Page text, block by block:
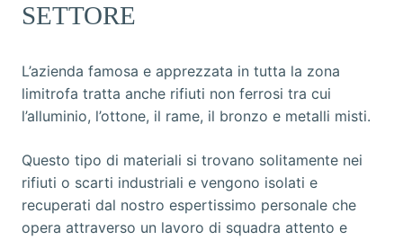
SETTORE
L’azienda famosa e apprezzata in tutta la zona
limitrofa tratta anche rifiuti non ferrosi tra cui
l’alluminio, l’ottone, il rame, il bronzo e metalli misti.
Questo tipo di materiali si trovano solitamente nei
rifiuti o scarti industriali e vengono isolati e
recuperati dal nostro espertissimo personale che
opera attraverso un lavoro di squadra attento e